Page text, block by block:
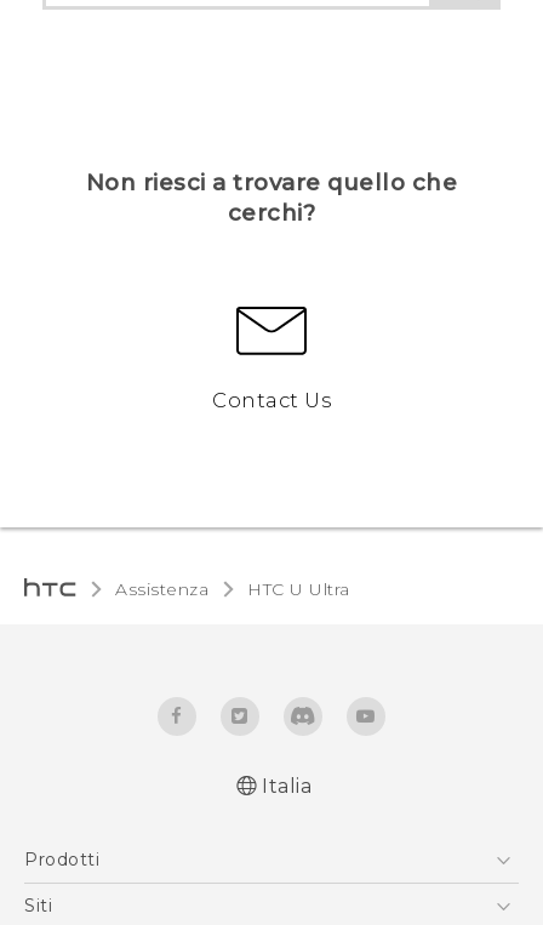
Non riesci a trovare quello che
cerchi?
Contact Us
Assistenza HTC U Ultra‎
Italia
Prodotti
Smartphone
Siti